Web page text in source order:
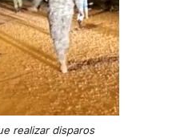
realizar disparos